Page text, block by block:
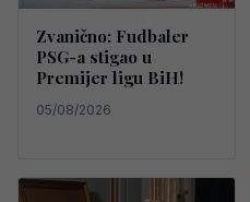
Zvanično: Fudbaler
PSG-a stigao u
Premijer ligu BiH!
05/08/2026